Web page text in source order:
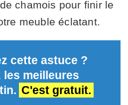
chamois pour finir le
meuble éclatant.
cette astuce ?
les meilleures
C'est gratuit.